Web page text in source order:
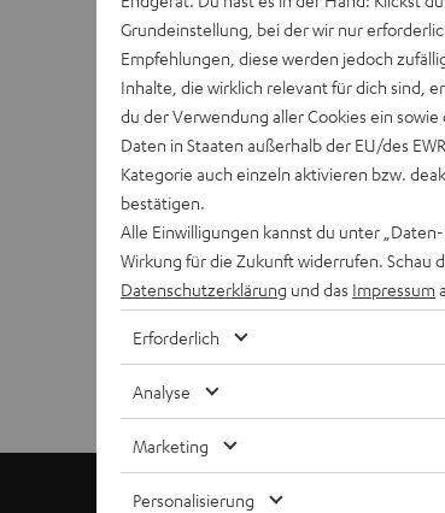
Grundeinstellung, bei der wir nur
Empfehlungen, diese werden jedoch
Inhalte, die wirklich relevant für dich sind,
du der Verwendung aller Cookies ein
Daten in Staaten außerhalb der EU/des
Kategorie auch einzeln aktivieren bzw.
bestätigen.
Alle Einwilligungen kannst du unter
Wirkung für die Zukunft widerrufen. Schau
Datenschutzerklärung und das Impressum
Erforderlich
Analyse
Marketing
Personalisierung